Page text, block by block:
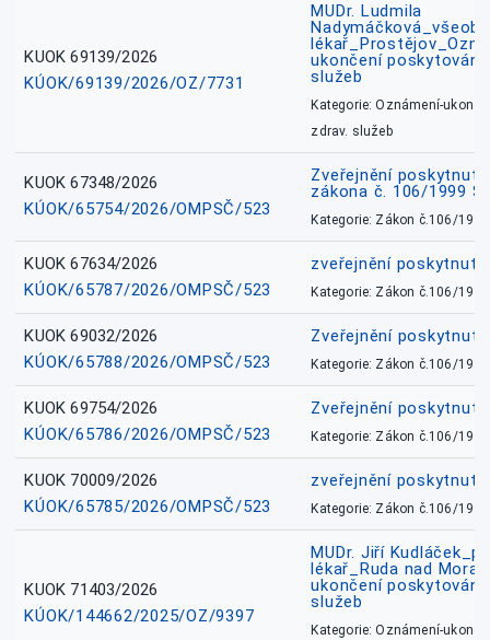
KUOK 69139/2026
KÚOK/69139/2026/OZ/7731
MUDr. Ludmila
ukončení
služeb
Kategorie: Oznámení-
zdrav. služeb
KUOK 67348/2026
KÚOK/65754/2026/OMPSČ/523
Zveřejnění
zákona č. 106/1999
Kategorie: Zákon č.106/1999
KUOK 67634/2026
KÚOK/65787/2026/OMPSČ/523
zveřejnění
Kategorie: Zákon č.106/1999
KUOK 69032/2026
KÚOK/65788/2026/OMPSČ/523
Zveřejnění
Kategorie: Zákon č.106/1999
KUOK 69754/2026
KÚOK/65786/2026/OMPSČ/523
Zveřejnění
Kategorie: Zákon č.106/1999
KUOK 70009/2026
KÚOK/65785/2026/OMPSČ/523
zveřejnění
Kategorie: Zákon č.106/1999
KUOK 71403/2026
KÚOK/144662/2025/OZ/9397
MUDr. Jiří
lékař_Ruda nad
ukončení
služeb
Kategorie: Oznámení-